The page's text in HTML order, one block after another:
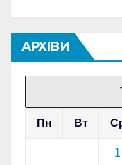
АРХІВИ
Пн Вт
1